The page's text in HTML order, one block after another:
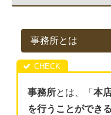
事務所とは
事務所とは、「本
を行うことができ